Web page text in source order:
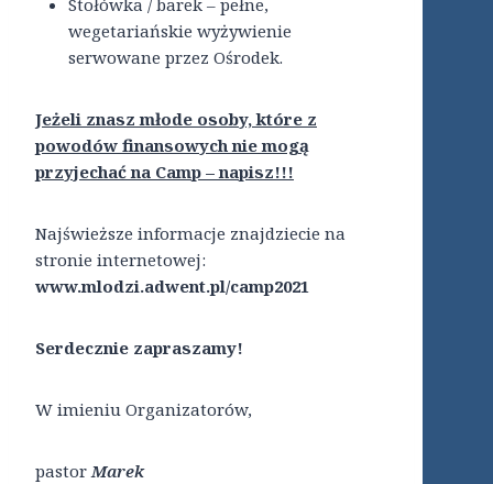
Stołówka / barek – pełne,
wegetariańskie wyżywienie
serwowane przez Ośrodek.
Jeżeli znasz młode osoby, które z
powodów finansowych nie mogą
przyjechać na Camp – napisz!!!
Najświeższe informacje znajdziecie na
stronie internetowej:
www.mlodzi.adwent.pl/camp2021
Serdecznie zapraszamy!
W imieniu Organizatorów,
pastorMarek